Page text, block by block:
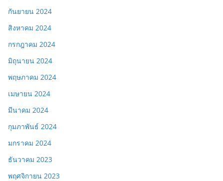
กันยายน 2024
สิงหาคม 2024
กรกฎาคม 2024
มิถุนายน 2024
พฤษภาคม 2024
เมษายน 2024
มีนาคม 2024
กุมภาพันธ์ 2024
มกราคม 2024
ธันวาคม 2023
พฤศจิกายน 2023